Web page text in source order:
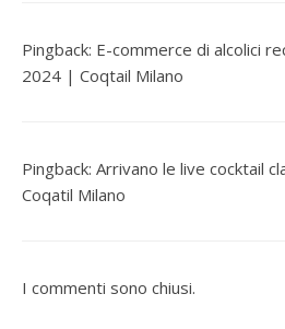
Pingback: E-commerce di alcolici
2024 | Coqtail Milano
Pingback: Arrivano le live cocktail
Coqatil Milano
I commenti sono chiusi.